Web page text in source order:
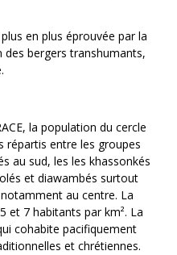
en plus éprouvée par la
des bergers transhumants,
la population du cercle
répartis entre les groupes
au sud, les les khassonkés
et diawambés surtout
au centre. La
et 7 habitants par km². La
cohabite pacifiquement
et chrétiennes.